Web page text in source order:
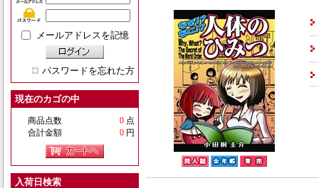
メールアドレスを記憶
パスワードを忘れた方
現在のカゴの中
商品点数 0 点
合計金額
0 円
入荷日検索